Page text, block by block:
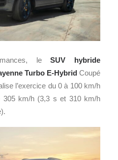
leSUV hybride
Turbo E-Hybrid Coupé
l’exercice du 0 à 100 km/h
305 km/h (3,3 s et 310 km/h